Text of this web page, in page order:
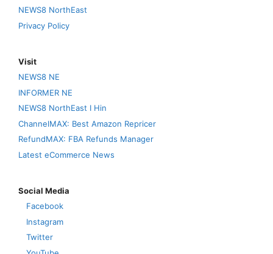
NEWS8 NorthEast
Privacy Policy
Visit
NEWS8 NE
INFORMER NE
NEWS8 NorthEast I Hin
ChannelMAX: Best Amazon Repricer
RefundMAX: FBA Refunds Manager
Latest eCommerce News
Social Media
Facebook
Instagram
Twitter